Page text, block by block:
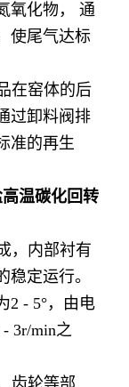
氧化物， 通
使尾气达标
在窑体的后
过卸料阀排
准的再生
温碳化回转
，内部衬有
定运行。
2 - 5°，由电
3r/min之
齿轮等部